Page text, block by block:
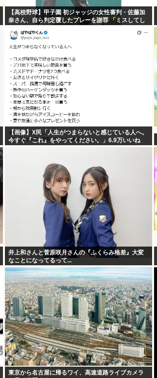
【高校野球】甲子園 初ジャッジの女性審判・佐藤加
奈さん、自ら判定覆したプレーを謝罪 「ミスしてし
【画像】X民「人生がつまらないと感じている人へ。
今すぐ『これ』をやってください。」6.9万いいね
井上和さんと菅原咲月さんの『ふくらみ格差』大変
なことになってるって...
東京から名古屋に帰るワイ、高速道路ライブカメラ